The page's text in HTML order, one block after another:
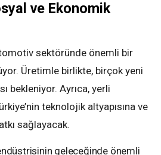
ve Ekonomik
sektöründe önemli bir
Üretimle birlikte, birçok yeni
bekleniyor. Ayrıca, yerli
teknolojik altyapısına ve
sağlayacak.
geleceğinde önemli